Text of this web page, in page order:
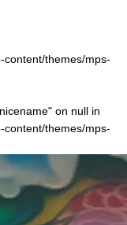
content/themes/mps-
on null in
content/themes/mps-